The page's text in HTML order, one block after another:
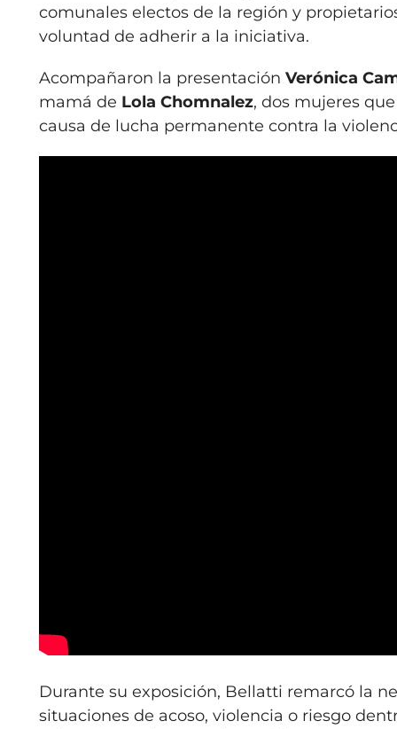
comunales electos de la región y
voluntad de adherir a la iniciativa.
Acompañaron la presentación Verónica
mamá de Lola Chomnalez, dos mujeres
causa de lucha permanente contra la
Durante su exposición, Bellatti remarcó la
situaciones de acoso, violencia o riesgo